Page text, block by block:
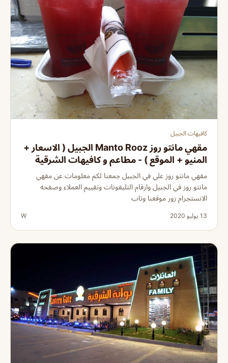
كافيهات الجبيل
مقهي مانتو روز Manto Rooz الجبيل ( الاسعار +
المنيو + الموقع ) - مطاعم و كافيهات الشرقية
مقهي مانتو روز علي في الجبيل جمعنا لكم معلومات عن مقهي
مانتو روز في الجبيل وارقام التليفونات وتقييم العملاء وصفحه
الانستجرام زور موقعنا وتاب
13 يوليو 2020 W